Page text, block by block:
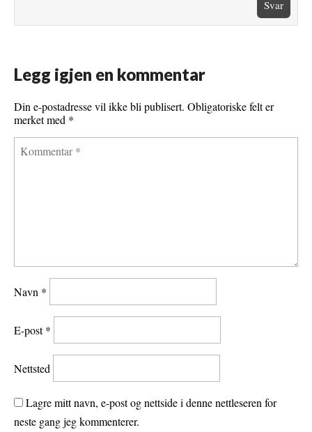
Svar
Legg igjen en kommentar
Din e-postadresse vil ikke bli publisert. Obligatoriske felt er
merket med *
Navn *
E-post*
Nettsted
Lagre mitt navn, e-post og nettside i denne nettleseren for
neste gang jeg kommenterer.